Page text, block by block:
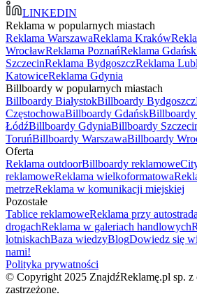
LINKEDIN
Reklama w popularnych miastach
Reklama WarszawaReklama Kraków
WrocławReklama PoznańReklama Gdańsk
SzczecinReklama BydgoszczReklama
KatowiceReklama Gdynia
Billboardy w popularnych miastach
Billboardy BiałystokBillboardy Bydgoszcz
CzęstochowaBillboardy Gdańsk
ŁódźBillboardy GdyniaBillboardy
ToruńBillboardy WarszawaBillboardy
Oferta
Reklama outdoorBillboardy reklamowe
reklamoweReklama wielkoformatowa
metrzeReklama w komunikacji miejskiej
Pozostałe
Tablice reklamoweReklama przy
drogachReklama w galeriach handlowych
lotniskachBaza wiedzyBlogDowiedz się
nami!
Polityka prywatności
© Copyright 2025 ZnajdźReklamę.pl sp. z
zastrzeżone.